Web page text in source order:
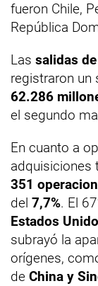
fueron Chile,
República
Las salidas
registraron un
62.286
el segundo
En cuanto a
adquisiciones
351
del 7,7%. El
Estados
subrayó la
orígenes,
de China y